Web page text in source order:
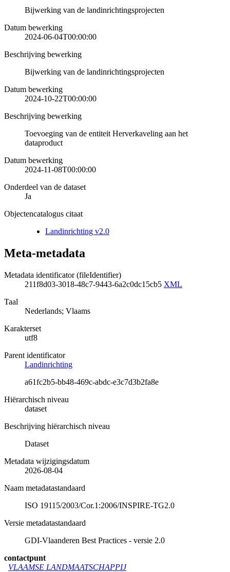
Bijwerking van de landinrichtingsprojecten
Datum bewerking
2024-06-04T00:00:00
Beschrijving bewerking
Bijwerking van de landinrichtingsprojecten
Datum bewerking
2024-10-22T00:00:00
Beschrijving bewerking
Toevoeging van de entiteit Herverkaveling aan het
dataproduct
Datum bewerking
2024-11-08T00:00:00
Onderdeel van de dataset
Ja
Objectencatalogus citaat
Landinrichting v2.0
Meta-metadata
Metadata identificator (fileIdentifier)
211f8d03-3018-48c7-9443-6a2c0dc15cb5 XML
Taal
Nederlands; Vlaams
Karakterset
utf8
Parent identificator
Landinrichting
a61fc2b5-bb48-469c-abdc-e3c7d3b2fa8e
Hiërarchisch niveau
dataset
Beschrijving hiërarchisch niveau
Dataset
Metadata wijzigingsdatum
2026-08-04
Naam metadatastandaard
ISO 19115/2003/Cor.1:2006/INSPIRE-TG2.0
Versie metadatastandaard
GDI-Vlaanderen Best Practices - versie 2.0
contactpunt
VLAAMSE LANDMAATSCHAPPIJ